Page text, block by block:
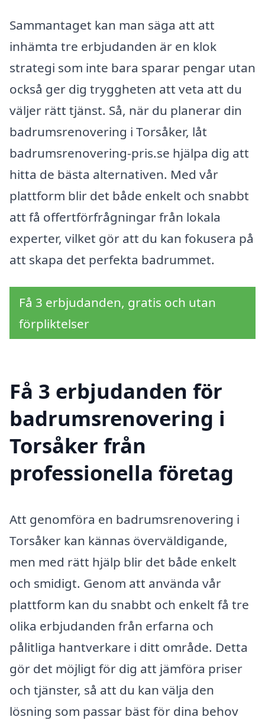
Sammantaget kan man säga att att
inhämta tre erbjudanden är en klok
strategi som inte bara sparar pengar utan
också ger dig tryggheten att veta att du
väljer rätt tjänst. Så, när du planerar din
badrumsrenovering i Torsåker, låt
badrumsrenovering-pris.se hjälpa dig att
hitta de bästa alternativen. Med vår
plattform blir det både enkelt och snabbt
att få offertförfrågningar från lokala
experter, vilket gör att du kan fokusera på
att skapa det perfekta badrummet.
Få 3 erbjudanden, gratis och utan
förpliktelser
Få 3 erbjudanden för
badrumsrenovering i
Torsåker från
professionella företag
Att genomföra en badrumsrenovering i
Torsåker kan kännas överväldigande,
men med rätt hjälp blir det både enkelt
och smidigt. Genom att använda vår
plattform kan du snabbt och enkelt få tre
olika erbjudanden från erfarna och
pålitliga hantverkare i ditt område. Detta
gör det möjligt för dig att jämföra priser
och tjänster, så att du kan välja den
lösning som passar bäst för dina behov